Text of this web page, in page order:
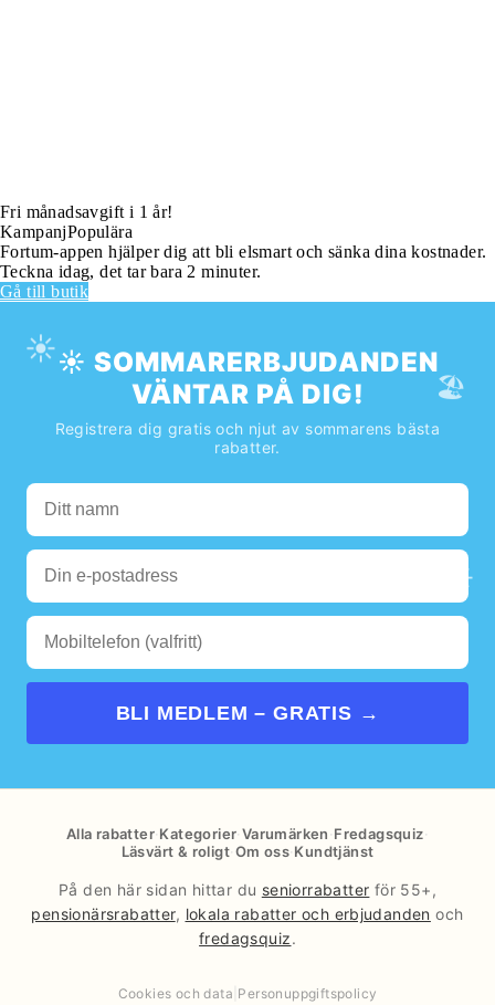
Fri månadsavgift i 1 år!
KampanjPopulära
Fortum-appen hjälper dig att bli elsmart och sänka dina kostnader.
Teckna idag, det tar bara 2 minuter.
Gå till butik
☀️
🏖️
🌊
☀️
☀️ SOMMARERBJUDANDEN
VÄNTAR PÅ DIG!
Registrera dig gratis och njut av sommarens bästa
rabatter.
BLI MEDLEM – GRATIS →
Alla rabatter·Kategorier·Varumärken·Fredagsquiz·
Läsvärt & roligt·Om oss·Kundtjänst
På den här sidan hittar du seniorrabatter för 55+,
pensionärsrabatter, lokala rabatter och erbjudanden och
fredagsquiz.
Cookies och data Personuppgiftspolicy